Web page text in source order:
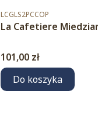
Kod produktu
LCGLS2PCCOP
La Cafetiere
Cena
101,00 zł
Do koszyka